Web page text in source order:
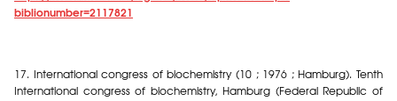
biblionumber=2117821
17.
International congress of biochemistry (10 ; 1976 ; Hamburg). Tenth
International congress of biochemistry, Hamburg (Federal Republic of